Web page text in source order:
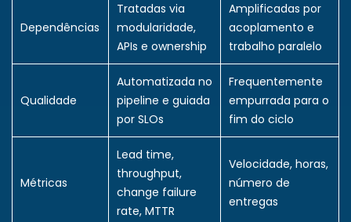
Dependências
Tratadas via
modularidade,
APIs e ownership
Amplificadas por
acoplamento e
trabalho paralelo
Qualidade
Automatizada no
pipeline e guiada
por SLOs
Frequentemente
empurrada para o
fim do ciclo
Métricas
Lead time,
throughput,
change failure
rate, MTTR
Velocidade, horas,
número de
entregas